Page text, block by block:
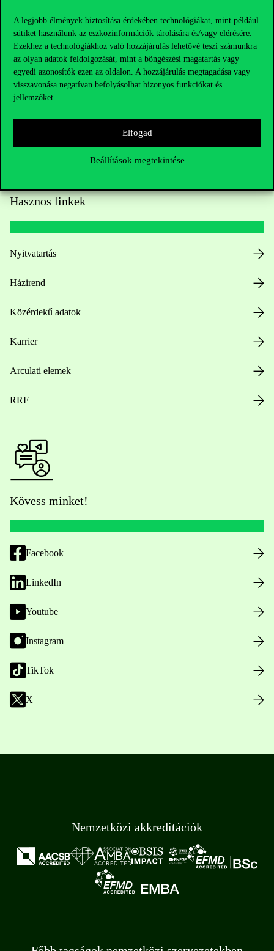
A legjobb élmények biztosítása érdekében technológiákat, mint például
sütiket használunk az eszközinformációk tárolására és/vagy elérésére.
Ezekhez a technológiákhoz való hozzájárulás lehetővé teszi számunkra
az olyan adatok feldolgozását, mint a böngészési magatartás vagy
egyedi azonosítók ezen az oldalon. A hozzájárulás megtagadása vagy
visszavonása negatívan befolyásolhat bizonyos funkciókat és
jellemzőket.
Elfogad
Beállítások megtekintése
Oktatói elérhetőségek
HUB jelenlegi hallgatóinknak
Sajtó:press@uni-corvinus.hu
Hasznos linkek
Nyitvatartás
Házirend
Közérdekű adatok
Karrier
Arculati elemek
RRF
Kövess minket!
Facebook
LinkedIn
Youtube
Instagram
TikTok
X
Nemzetközi akkreditációk